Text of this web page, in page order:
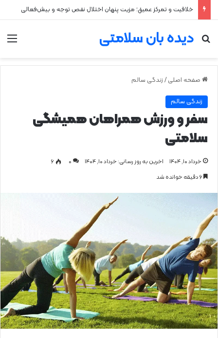
خلاقیت و تمرکز عمیق؛ مزیت پنهان اختلال نقص توجه و بیش‌فعالی
دیده بان سلامتی
جستجو برای
صفحه اصلی / زندگی سالم
زندگی سالم
سفر و ورزش همراهان همیشگی
سلامتی
خرداد ۱۰, ۱۴۰۴ اخرین به روز رسانی: خرداد ۱۰, ۱۴۰۴ 0
۶